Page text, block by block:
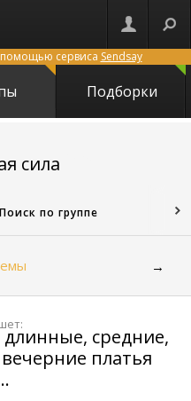
помощью сервиса Sendsay
Подборки
сила
Поиск по группе
→
средние,
платья